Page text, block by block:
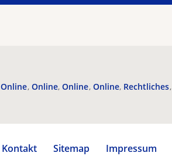
Online Online Online Online Rechtliches
Kontakt Sitemap Impressum